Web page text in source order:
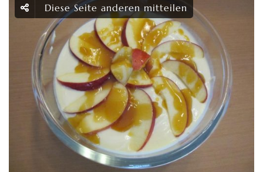
Diese Seite anderen mitteilen